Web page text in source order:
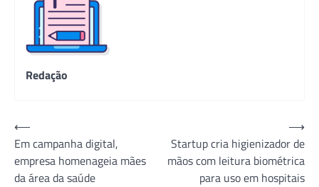
Redação
Navegação
de
Post
⟵
Em campanha digital,
empresa homenageia mães
da área da saúde
Startup cria higienizador de
mãos com leitura biométrica
para uso em hospitais
⟶